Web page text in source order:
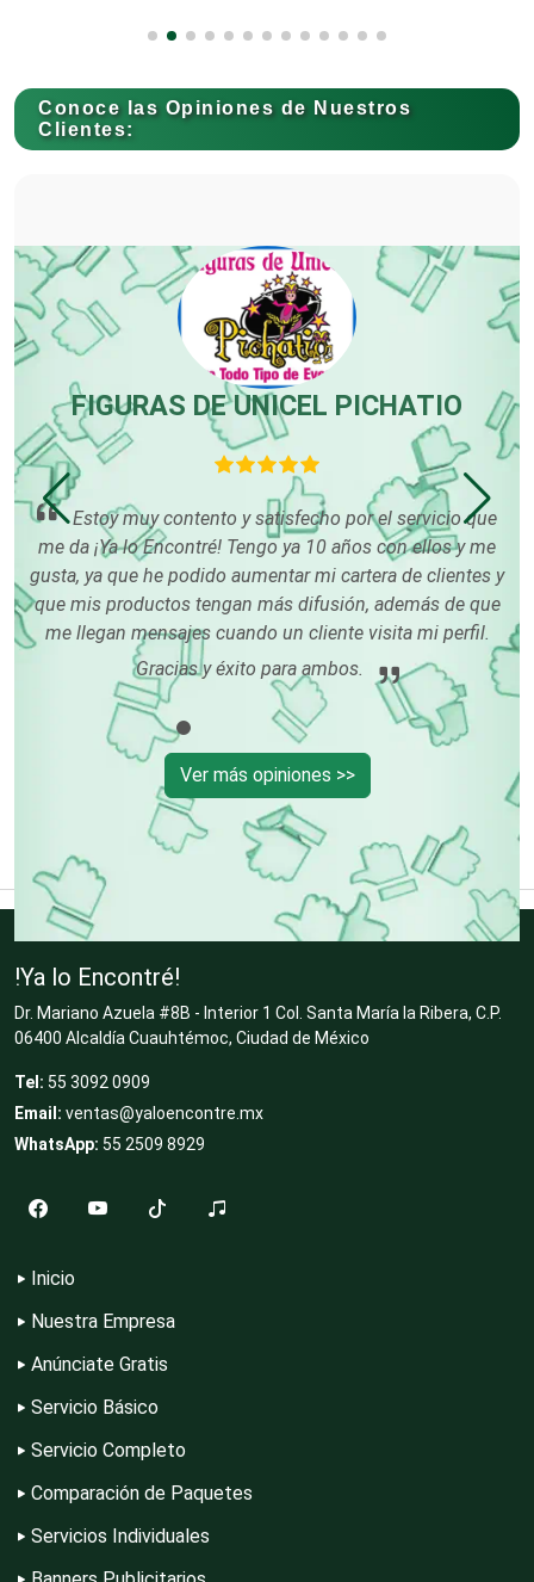
Carnicerías
Centros Comerciales
Centros de Espectáculos
Centros de Nutrición
Centros Turísticos
Cerrajerías
Cibercafés
Clínicas de Belleza
Clínicas de Rehabilitación
Clínicas y Hospitales
Clubes Deportivos
Cocinas Integrales
Conoce las Opiniones de Nuestros
Clientes:
su
FIGURAS DE UNICEL PICHATIO
Estoy muy contento y satisfecho por el servicio que
me da ¡Ya lo Encontré! Tengo ya 10 años con ellos y me
gusta, ya que he podido aumentar mi cartera de clientes y
que mis productos tengan más difusión, además de que
me llegan mensajes cuando un cliente visita mi perfil.
Gracias y éxito para ambos.
Ver más opiniones >>
!Ya lo Encontré!
Dr. Mariano Azuela #8B - Interior 1 Col. Santa María la Ribera, C.P.
06400 Alcaldía Cuauhtémoc, Ciudad de México
Tel: 55 3092 0909
Email: ventas@yaloencontre.mx
WhatsApp: 55 2509 8929
Inicio
Nuestra Empresa
Anúnciate Gratis
Servicio Básico
Servicio Completo
Comparación de Paquetes
Servicios Individuales